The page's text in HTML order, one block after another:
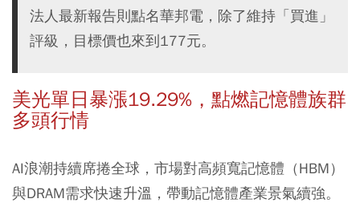
法人最新報告則點名華邦電，除了維持「買進」
評級，目標價也來到177元。
美光單日暴漲19.29%，點燃記憶體族群
多頭行情
AI浪潮持續席捲全球，市場對高頻寬記憶體（HBM）
與DRAM需求快速升溫，帶動記憶體產業景氣續強。